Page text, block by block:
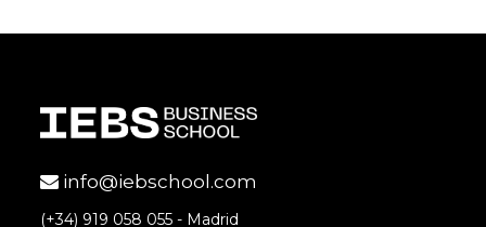
info@iebschool.com
(+34) 919 058 055 - Madrid